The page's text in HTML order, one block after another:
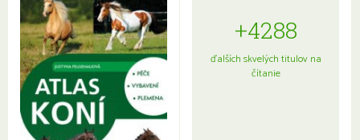
+4288
ďalších skvelých titulov na
čítanie